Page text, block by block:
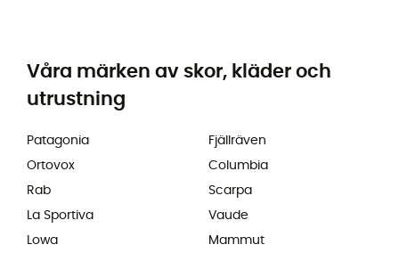
Våra märken av skor, kläder och
utrustning
Patagonia
Ortovox
Rab
La Sportiva
Lowa
Fjällräven
Columbia
Scarpa
Vaude
Mammut